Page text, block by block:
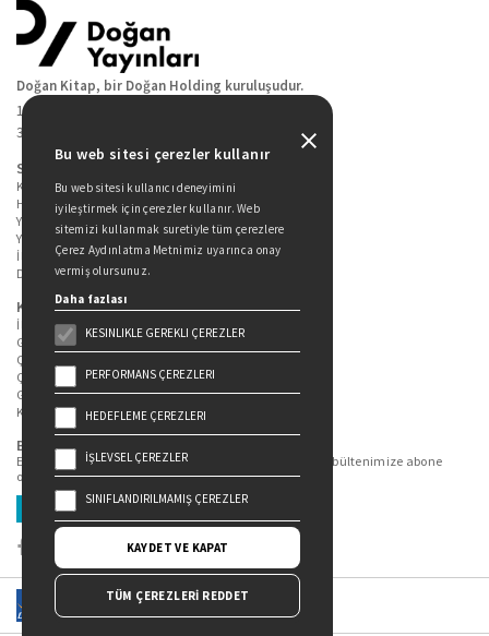
Doğan Kitap, bir Doğan Holding kuruluşudur.
19 Mayıs Cad. Golden Plaza No:1 Kat:10
34360 / Şişli / İstanbul
Sitede Yer Alan Sayfalar
Kitaplarımız
Hakkımızda
Yazarlarımız
Yazar Adayları İçin
İletişim
Duygu Asena Roman Ödülü
Kişisel Verilerin Korunması
İlgili Kişi Başvuru Formu
Genel Aydınlatma Metni
Çekiliş Aydınlatma Metni
Çerez Aydınlatma Metni
Gizlilik Politikası
Kullanım Şartları
Bizi Takip Edin...
En güncel kitap ve etkinliklerden haberdar olmak için bültenimize abone
olun.
Üye Ol
Bu web sitesi çerezler kullanır
Bu web sitesi kullanıcı deneyimini
iyileştirmek için çerezler kullanır. Web
sitemizi kullanmak suretiyle tüm çerezlere
Çerez Aydınlatma Metnimiz uyarınca onay
vermiş olursunuz.
Daha fazlası
KESINLIKLE GEREKLI ÇEREZLER
PERFORMANS ÇEREZLERI
HEDEFLEME ÇEREZLERI
İŞLEVSEL ÇEREZLER
SINIFLANDIRILMAMIŞ ÇEREZLER
KAYDET VE KAPAT
TÜM ÇEREZLERİ REDDET